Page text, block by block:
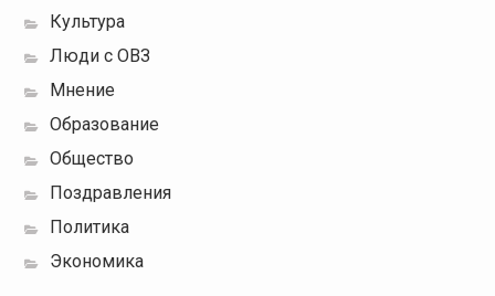
Культура
Люди с ОВЗ
Мнение
Образование
Общество
Поздравления
Политика
Экономика